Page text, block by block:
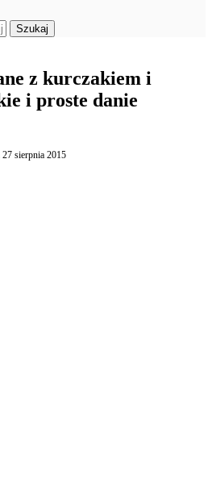
Szukaj
z kurczakiem i
i proste danie
27 sierpnia 2015